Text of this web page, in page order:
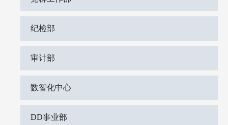
纪检部
审计部
数智化中心
DD事业部